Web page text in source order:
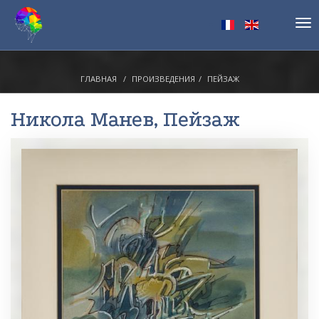
ГЛАВНАЯ ПРОИЗВЕДЕНИЯ ПЕЙЗАЖ
Никола Манев, Пейзаж